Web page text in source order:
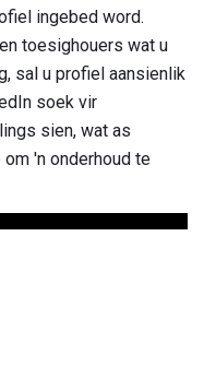
ingebed word.
toesighouers wat u
sal u profiel aansienlik
soek vir
sien, wat as
'n onderhoud te